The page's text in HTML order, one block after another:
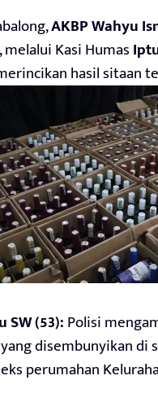
AKBP Wahyu
, melalui Kasi Humas
hasil sitaan
SW (53):Polisi
disembunyikan di
perumahan